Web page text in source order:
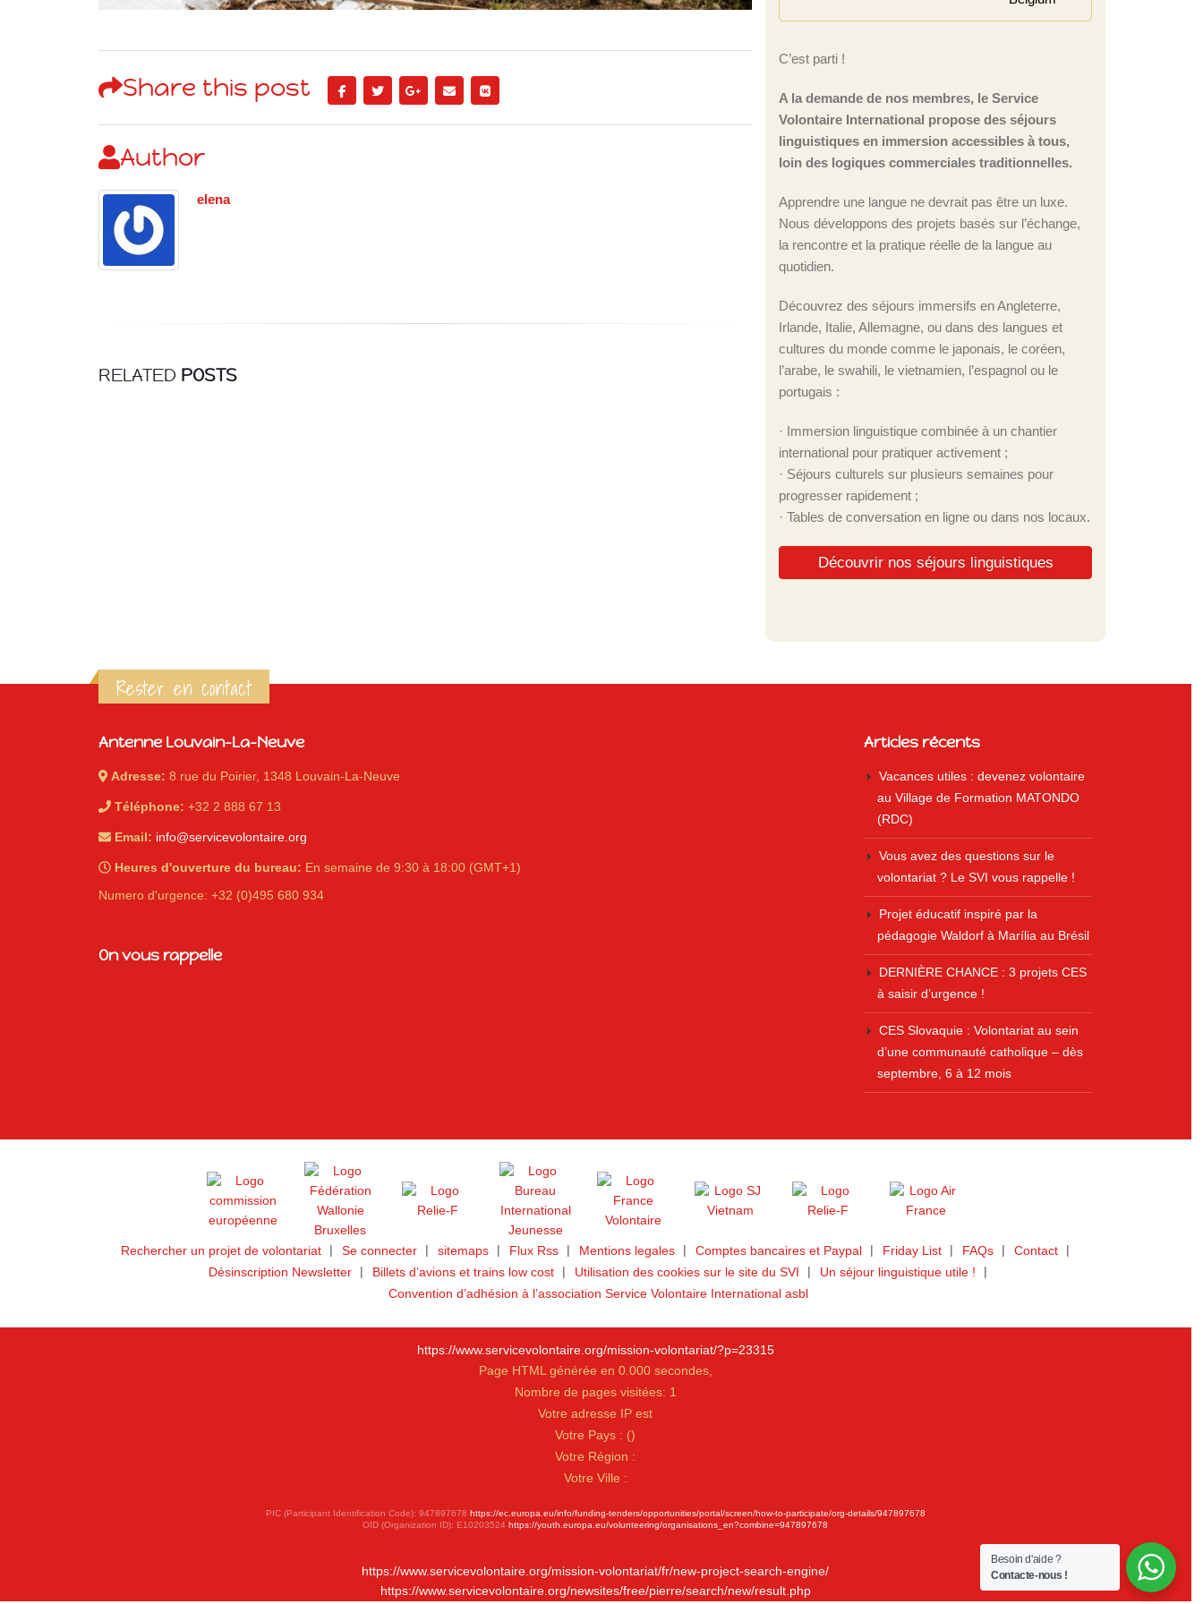
Share this post
Author
elena
RELATED POSTS
C’est parti !
A la demande de nos membres, le Service
Volontaire International propose des séjours
linguistiques en immersion accessibles à tous,
loin des logiques commerciales traditionnelles.
Apprendre une langue ne devrait pas être un luxe.
Nous développons des projets basés sur l’échange,
la rencontre et la pratique réelle de la langue au
quotidien.
Découvrez des séjours immersifs en Angleterre,
Irlande, Italie, Allemagne, ou dans des langues et
cultures du monde comme le japonais, le coréen,
l’arabe, le swahili, le vietnamien, l’espagnol ou le
portugais :
· Immersion linguistique combinée à un chantier
international pour pratiquer activement ;
· Séjours culturels sur plusieurs semaines pour
progresser rapidement ;
· Tables de conversation en ligne ou dans nos locaux.
Découvrir nos séjours linguistiques
Rester en contact
Antenne Louvain-La-Neuve
Adresse: 8 rue du Poirier, 1348 Louvain-La-Neuve
Téléphone: +32 2 888 67 13
Email: info@servicevolontaire.org
Heures d'ouverture du bureau: En semaine de 9:30 à 18:00 (GMT+1)
Numero d'urgence: +32 (0)495 680 934
On vous rappelle
Articles récents
Vacances utiles : devenez volontaire
au Village de Formation MATONDO
(RDC)
Vous avez des questions sur le
volontariat ? Le SVI vous rappelle !
Projet éducatif inspiré par la
pédagogie Waldorf à Marília au Brésil
DERNIÈRE CHANCE : 3 projets CES
à saisir d’urgence !
CES Slovaquie : Volontariat au sein
d’une communauté catholique – dès
septembre, 6 à 12 mois
Rechercher un projet de volontariat Se connecter sitemaps Flux Rss Mentions legales Comptes bancaires et Paypal Friday List FAQs
Contact
Désinscription Newsletter
Billets d’avions et trains low cost Utilisation des cookies sur le site du SVI
Un séjour linguistique utile !
Convention d’adhésion à l’association Service Volontaire International asbl
https://www.servicevolontaire.org/mission-volontariat/?p=23315
Page HTML générée en 0.000 secondes,
Nombre de pages visitées: 1
Votre adresse IP est
Votre Pays : ()
Votre Région :
Votre Ville :
PIC (Participant Identification Code): 947897678 https://ec.europa.eu/info/funding-tenders/opportunities/portal/screen/how-to-participate/org-details/947897678
OID (Organization ID): E10203524https://youth.europa.eu/volunteering/organisations_en?combine=947897678
https://www.servicevolontaire.org/mission-volontariat/fr/new-project-search-engine/
https://www.servicevolontaire.org/newsites/free/pierre/search/new/result.php
Besoin d'aide ?
Contacte-nous !